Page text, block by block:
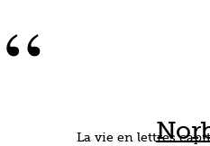
La vie en lettres
“